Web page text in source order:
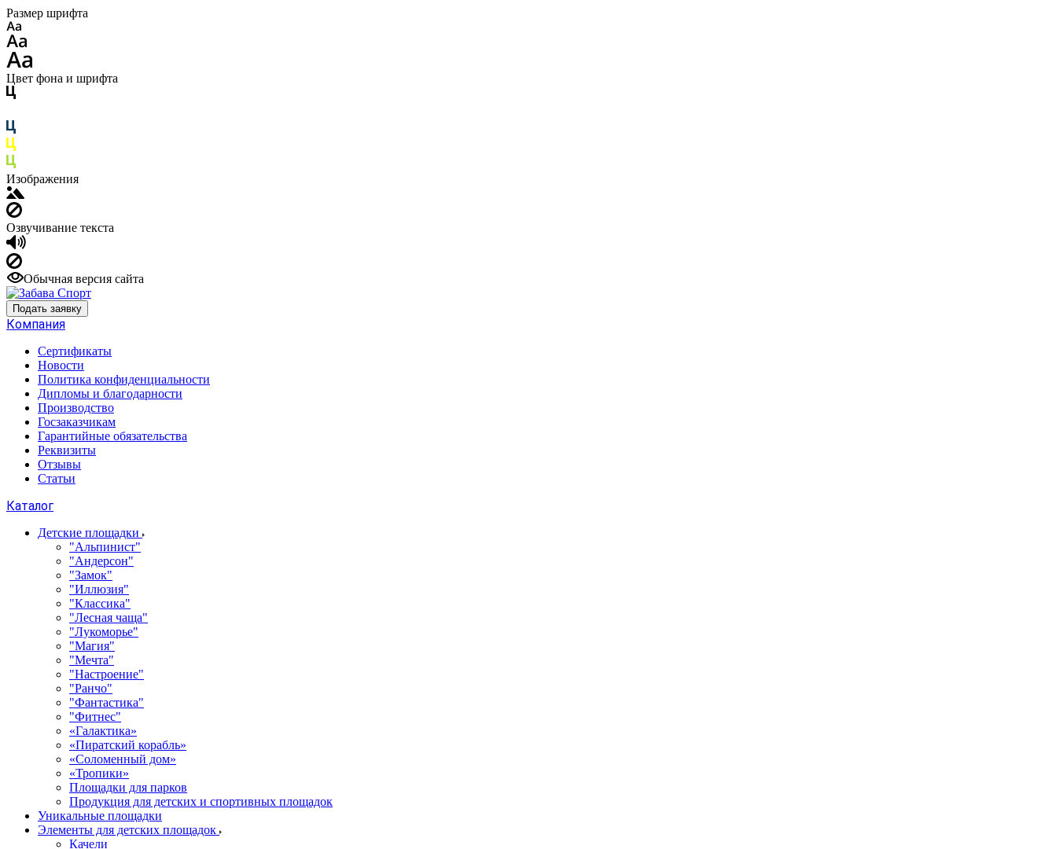
Размер шрифта
Цвет фона и шрифта
Изображения
Озвучивание текста
Обычная версия сайта
Подать заявку
Компания
Сертификаты
Новости
Политика конфиденциальности
Дипломы и благодарности
Производство
Госзаказчикам
Гарантийные обязательства
Реквизиты
Отзывы
Статьи
Каталог
Детские площадки
"Альпинист"
"Андерсон"
"Замок"
"Иллюзия"
"Классика"
"Лесная чаща"
"Лукоморье"
"Магия"
"Мечта"
"Настроение"
"Ранчо"
"Фантастика"
"Фитнес"
«Галактика»
«Пиратский корабль»
«Соломенный дом»
«Тропики»
Площадки для парков
Продукция для детских и спортивных площадок
Уникальные площадки
Элементы для детских площадок
Качели